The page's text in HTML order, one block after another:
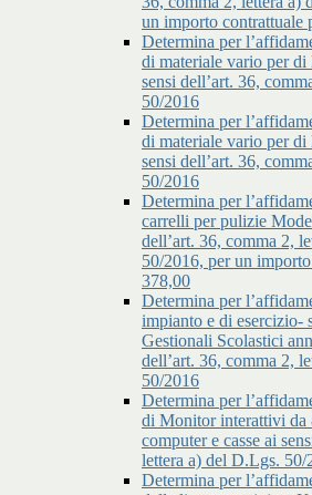
un importo contrattuale
Determina per
di materiale vario per di
sensi dell’art. 36,
50/2016
Determina per
di materiale vario per di
sensi dell’art. 36,
50/2016
Determina per
carrelli per pulizie
dell’art. 36, comma 2,
50/2016, per un
378,00
Determina per
impianto e di esercizio-
Gestionali Scolastici
dell’art. 36, comma 2,
50/2016
Determina per
di Monitor interattivi da
computer e casse ai
lettera a) del D.Lgs. 50/
Determina per